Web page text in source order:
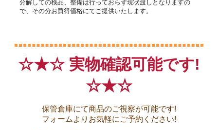
分解しての検品、整備は行っておらず現状渡しとなりますの
で、その分お買得価格にてご提供いたします。
☆★☆ 実物確認可能です!
☆★☆
保管倉庫にて商品のご視察が可能です!
フォームよりお気軽にご予約ください!